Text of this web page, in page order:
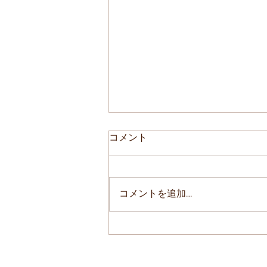
ご新規様初回限定
ボディケア60分 通常
ーター様も リンパオイルマッサ
ージ60分全身 初回限定 通常
￥5100→￥3000 お待ちしていま
コメント
コメントを追加…